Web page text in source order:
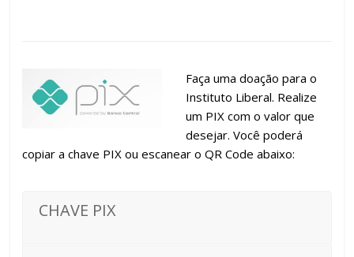
Faça uma doação para o
Instituto Liberal. Realize
um PIX com o valor que
desejar. Você poderá
copiar a chave PIX ou escanear o QR Code abaixo:
CHAVE PIX